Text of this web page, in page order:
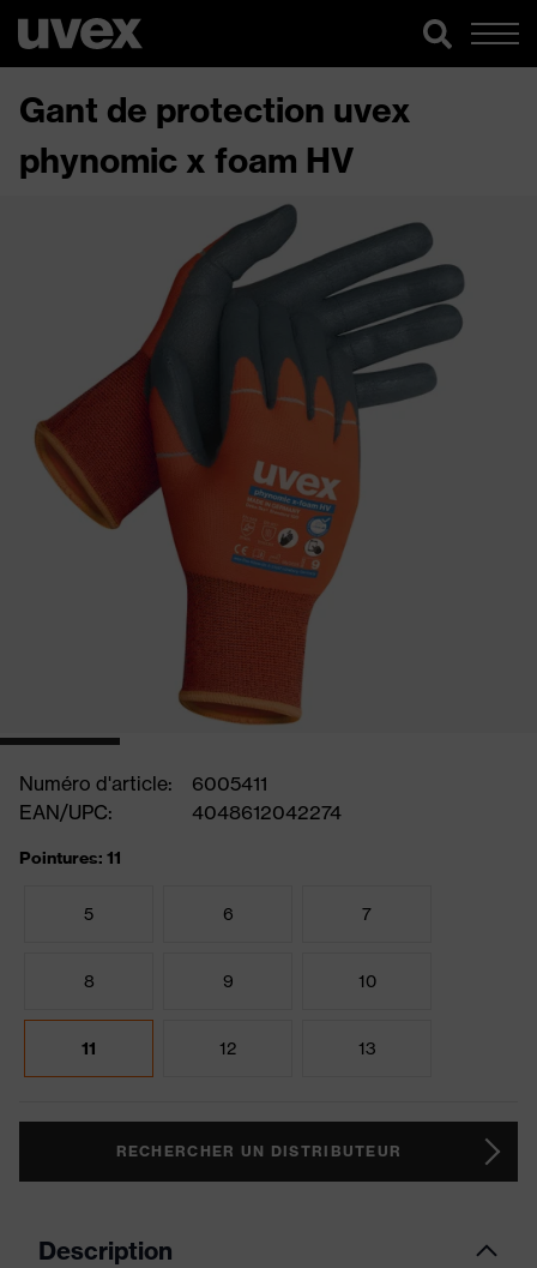
Gant de protection uvex
phynomic x foam HV
Numéro d'article:
6005411
EAN/UPC:
4048612042274
Pointures: 11
5 6 7
8 9 10
11 12 13
RECHERCHER UN DISTRIBUTEUR
Description